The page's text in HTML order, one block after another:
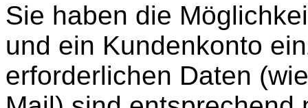
Sie haben die
und ein Kundenkonto
erforderlichen Daten